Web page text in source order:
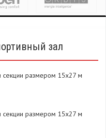
зал
размером 15х27 м
размером 15х27 м